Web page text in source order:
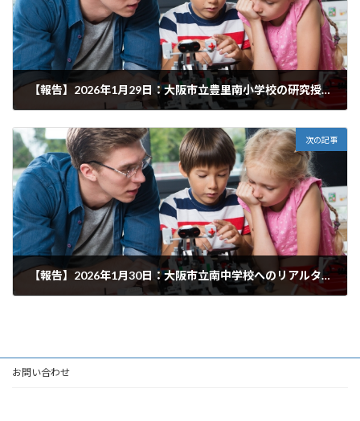
【報告】2026年1月29日：大阪市立豊里南小学校の研究授業に参加しました①！
次の記事
【報告】2026年1月30日：大阪市立南中学校へのリアルタイム多言語翻訳システムの導入を開始します！
お問い合わせ